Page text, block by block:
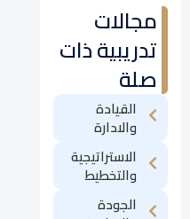
مجالات
تدريبية ذات
صلة
القيادة
والادارة
الاستراتيجية
والتخطيط
الجودة